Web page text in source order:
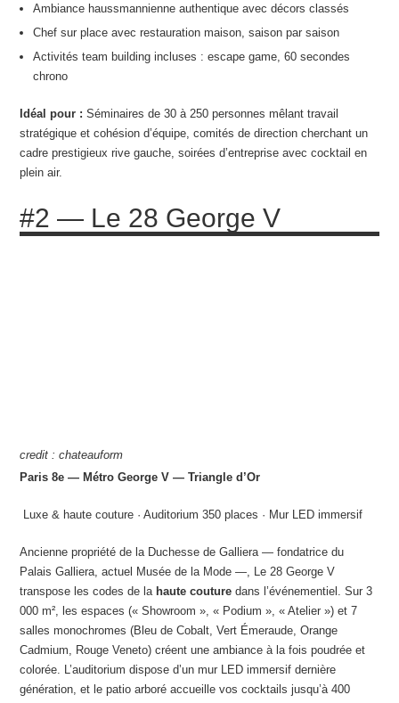
Ambiance haussmannienne authentique avec décors classés
Chef sur place avec restauration maison, saison par saison
Activités team building incluses : escape game, 60 secondes
chrono
Idéal pour : Séminaires de 30 à 250 personnes mêlant travail
stratégique et cohésion d’équipe, comités de direction cherchant un
cadre prestigieux rive gauche, soirées d’entreprise avec cocktail en
plein air.
#2 — Le 28 George V
credit : chateauform
Paris 8e — Métro George V — Triangle d’Or
️ Luxe & haute couture · Auditorium 350 places · Mur LED immersif
Ancienne propriété de la Duchesse de Galliera — fondatrice du
Palais Galliera, actuel Musée de la Mode —, Le 28 George V
transpose les codes de la haute couture dans l’événementiel. Sur 3
000 m², les espaces (« Showroom », « Podium », « Atelier ») et 7
salles monochromes (Bleu de Cobalt, Vert Émeraude, Orange
Cadmium, Rouge Veneto) créent une ambiance à la fois poudrée et
colorée. L’auditorium dispose d’un mur LED immersif dernière
génération, et le patio arboré accueille vos cocktails jusqu’à 400